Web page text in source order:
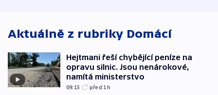
Aktuálně z rubriky Domácí
Hejtmani řeší chybějící peníze na
opravu silnic. Jsou nenárokové,
namítá ministerstvo
09:15 před 1h